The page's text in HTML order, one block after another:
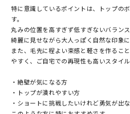
特に意識しているポイントは、トップの
す。
丸みの位置を高すぎず低すぎないバラン
綺麗に見せながら大人っぽく自然な印象に
また、毛先に程よい束感と軽さを作るこ
やすく、ご自宅での再現性も高いスタイル
・絶壁が気になる方
・トップが潰れやすい方
・ショートに挑戦したいけれど勇気が出